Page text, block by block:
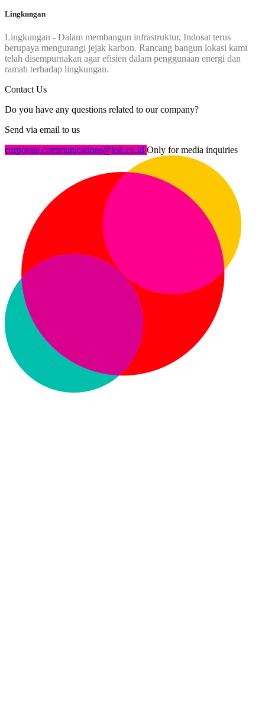
Lingkungan
Lingkungan - Dalam membangun infrastruktur, Indosat terus
berupaya mengurangi jejak karbon. Rancang bangun lokasi kami
telah disempurnakan agar efisien dalam penggunaan energi dan
ramah terhadap lingkungan.
Contact Us
Do you have any questions related to our company?
Send via email to us
corporate.communications@ioh.co.id Only for media inquiries